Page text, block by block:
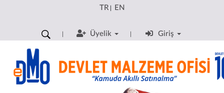
TR| EN
Üyelik Giriş